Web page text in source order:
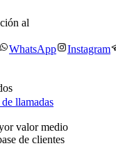
al
WhatsApp Instagram
llamadas
valor medio
de clientes